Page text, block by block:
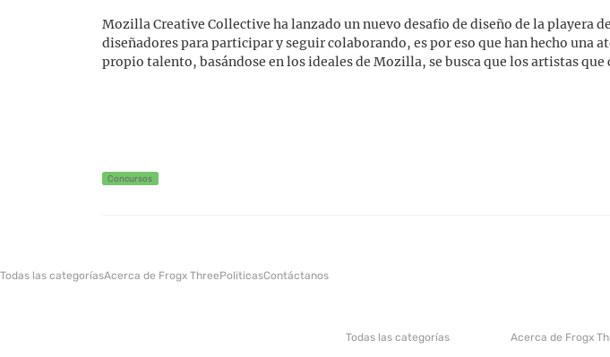
Mozilla Creative Collective ha lanzado un nuevo desafio de diseño de la playera
diseñadores para participar y seguir colaborando, es por eso que han hecho
propio talento, basándose en los ideales de Mozilla, se busca que los artistas
Concursos
Todas las categoríasAcerca de Frogx ThreePoliticasContáctanos
Todas las categorías Acerca de Frogx